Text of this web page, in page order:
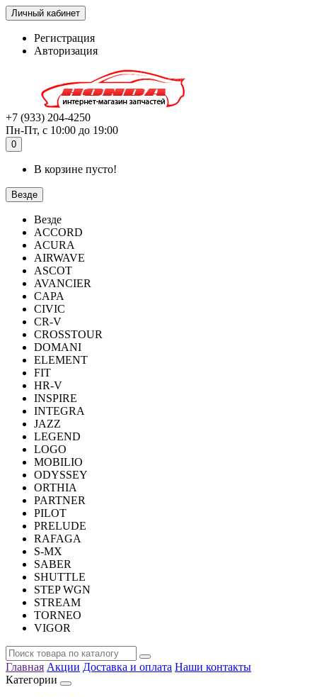
Личный кабинет
Регистрация
Авторизация
+7 (933) 204-4250
Пн-Пт, с 10:00 до 19:00
0
В корзине пусто!
Везде
Везде
ACCORD
ACURA
AIRWAVE
ASCOT
AVANCIER
CAPA
CIVIC
CR-V
CROSSTOUR
DOMANI
ELEMENT
FIT
HR-V
INSPIRE
INTEGRA
JAZZ
LEGEND
LOGO
MOBILIO
ODYSSEY
ORTHIA
PARTNER
PILOT
PRELUDE
RAFAGA
S-MX
SABER
SHUTTLE
STEP WGN
STREAM
TORNEO
VIGOR
Главная Акции Доставка и оплата Наши контакты
Категории